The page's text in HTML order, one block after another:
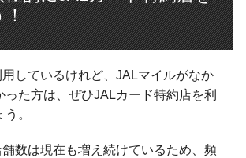
！
しているけれど、JALマイルがなか
った方は、ぜひJALカード特約店を利
。
数は現在も増え続けているため、頻